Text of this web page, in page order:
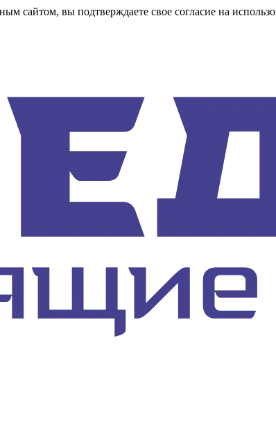
сайтом, вы подтверждаете свое согласие на